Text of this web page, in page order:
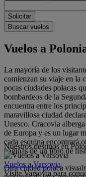
Solicitar
Buscar vuelos
Vuelos a
La mayoría de los
comienzan su viaje en la
pocas ciudades polacas
bombardeos de la
encuentra entre los
maravillosa ciudad
Unesco. Cracovia
de Europa y es un lugar
cada esquina encontrará
páginas de un libro de
Otra ciudad polaca
Nuestros destinos en
Vuelos a Varsovia
Visite Varsovia para